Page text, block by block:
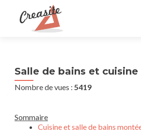
Salle de bains et cuisine
Nombre de vues : 5419
Sommaire
Cuisine et salle de bains